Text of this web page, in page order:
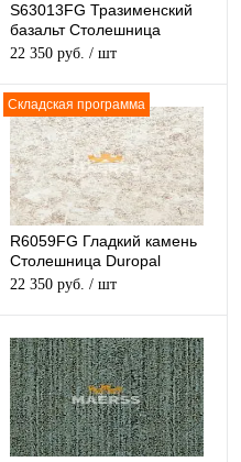
S63013FG Тразименский
базальт Столешница
Duropal матовая
22 350 руб. / шт
Складская программа
R6059FG Гладкий камень
Столешница Duropal
матовая
22 350 руб. / шт